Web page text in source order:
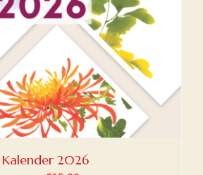
Kalender 2026